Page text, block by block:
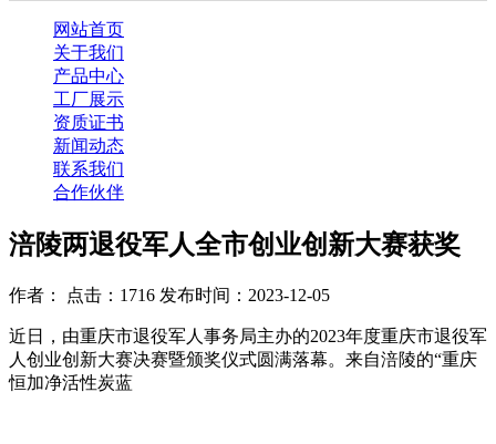
网站首页
关于我们
产品中心
工厂展示
资质证书
新闻动态
联系我们
合作伙伴
涪陵两退役军人全市创业创新大赛获奖
作者： 点击：1716 发布时间：2023-12-05
近日，由重庆市退役军人事务局主办的2023年度重庆市退役军
人创业创新大赛决赛暨颁奖仪式圆满落幕。来自涪陵的“重庆
恒加净活性炭蓝